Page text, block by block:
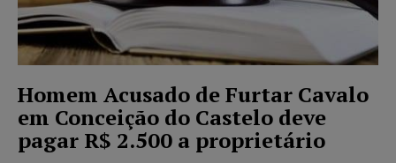
Homem Acusado de Furtar Cavalo
em Conceição do Castelo deve
pagar R$ 2.500 a proprietário